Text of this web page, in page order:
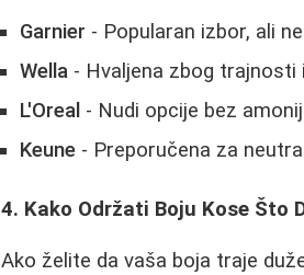
Garnier - Popularan izbor, ali
Wella - Hvaljena zbog trajnosti
L'Oreal - Nudi opcije bez
Keune - Preporučena za
4. Kako Održati Boju Kose Što
Ako želite da vaša boja traje